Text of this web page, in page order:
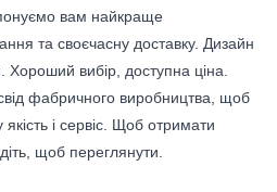
вам найкраще
та своєчасну доставку. Дизайн
Хороший вибір, доступна ціна.
фабричного виробництва, щоб
і сервіс. Щоб отримати
щоб переглянути.